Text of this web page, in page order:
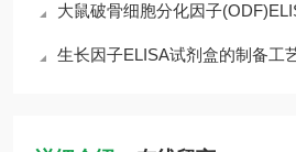
大鼠破骨细胞分化因子(ODF)ELISA
生长因子ELISA试剂盒的制备工